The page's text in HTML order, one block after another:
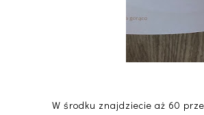
W środku znajdziecie aż 60